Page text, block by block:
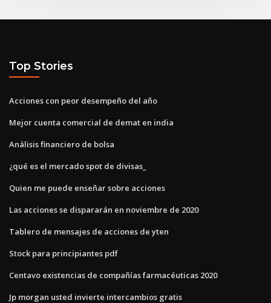
Top Stories
Acciones con peor desempeño del año
Mejor cuenta comercial de demat en india
Análisis financiero de bolsa
¿qué es el mercado spot de divisas_
Quien me puede enseñar sobre acciones
Las acciones se dispararán en noviembre de 2020
Tablero de mensajes de acciones de yten
Stock para principiantes pdf
Centavo existencias de compañías farmacéuticas 2020
Jp morgan usted invierte intercambios gratis